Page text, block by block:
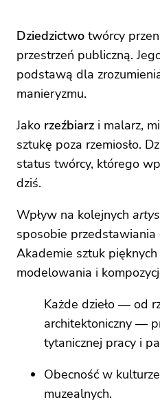
Dziedzictwo twórcy
przestrzeń publiczną.
podstawą dla
manieryzmu.
Jako rzeźbiarz i malarz,
sztukę poza rzemiosło.
status twórcy, którego
dziś.
Wpływ na kolejnych
sposobie przedstawiania
Akademie sztuk
modelowania i
Każde dzieło — od
architektoniczny —
tytanicznej pracy i
Obecność w
muzealnych.